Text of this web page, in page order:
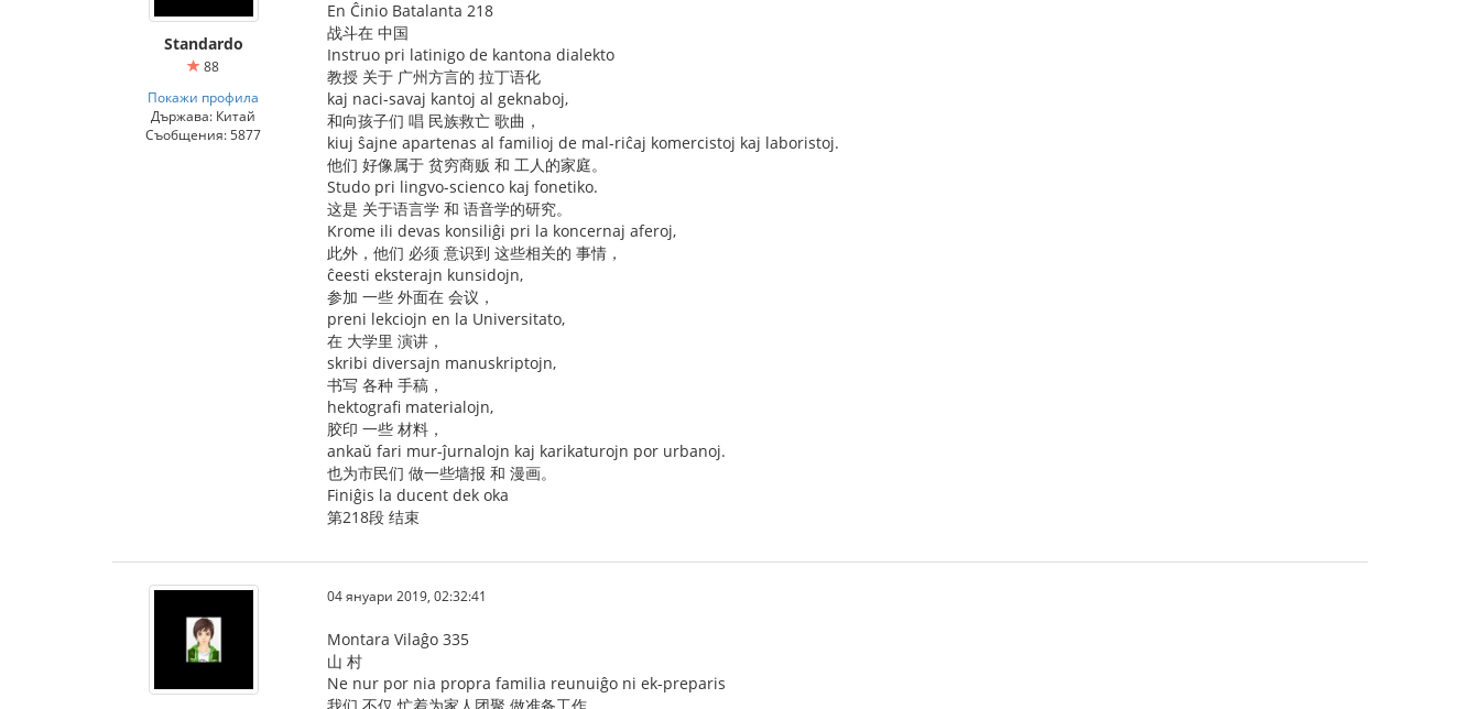
Standardo
88
Покажи профила
Държава: Китай
Съобщения: 5877
En Ĉinio Batalanta 218
战斗在 中国
Instruo pri latinigo de kantona dialekto
教授 关于 广州方言的 拉丁语化
kaj naci-savaj kantoj al geknaboj,
和向孩子们 唱 民族救亡 歌曲，
kiuj ŝajne apartenas al familioj de mal-riĉaj komercistoj kaj laboristoj.
他们 好像属于 贫穷商贩 和 工人的家庭。
Studo pri lingvo-scienco kaj fonetiko.
这是 关于语言学 和 语音学的研究。
Krome ili devas konsiliĝi pri la koncernaj aferoj,
此外，他们 必须 意识到 这些相关的 事情，
ĉeesti eksterajn kunsidojn,
参加 一些 外面在 会议，
preni lekciojn en la Universitato,
在 大学里 演讲，
skribi diversajn manuskriptojn,
书写 各种 手稿，
hektografi materialojn,
胶印 一些 材料，
ankaŭ fari mur-ĵurnalojn kaj karikaturojn por urbanoj.
也为市民们 做一些墙报 和 漫画。
Finiĝis la ducent dek oka
第218段 结束
04 януари 2019, 02:32:41
Montara Vilaĝo 335
山 村
Ne nur por nia propra familia reunuiĝo ni ek-preparis